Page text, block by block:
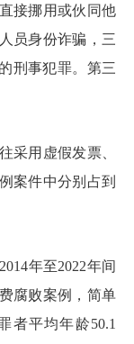
接挪用或伙同他
员身份诈骗，三
刑事犯罪。第三
采用虚假发票、
案件中分别占到
年至2022年间
腐败案例，简单
者平均年龄50.1